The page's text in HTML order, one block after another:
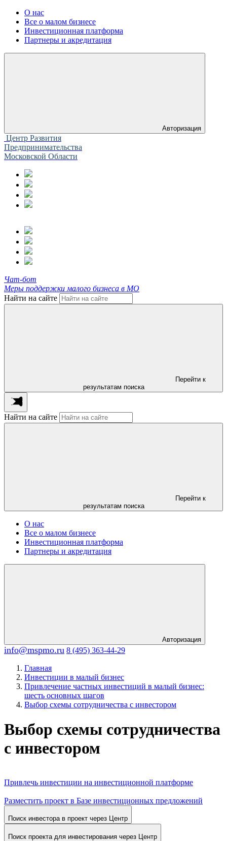
О нас
Все о малом бизнесе
Инвестиционная платформа
Партнеры и акредитация
Авторизация
Центр Развития
Предпринимательства
Московской Области
Чат-бот
Меры поддержки малого бизнеса в МО
Найти на сайте
Перейти к
результатам поиска
Найти на сайте
Перейти к
результатам поиска
О нас
Все о малом бизнесе
Инвестиционная платформа
Партнеры и акредитация
Авторизация
info@mspmo.ru 8 (495) 363-44-29
Главная
Инвестиции в малый бизнес
Привлечение частных инвестиций в малый бизнес:
шесть основных шагов
Выбор схемы сотрудничества с инвестором
Выбор схемы сотрудничества
с инвестором
Привлечь инвестиции на инвестиционной платформе
Разместить проект в Базе инвестиционных предложений
Поиск инвестора в проект через Центр
Поиск проекта для инвестирования через Центр